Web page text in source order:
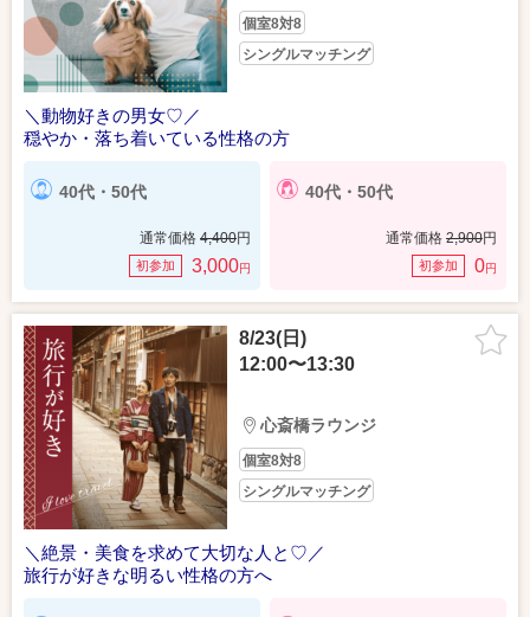
個室8対8
シングルマッチング
＼動物好きの男女♡／
穏やか・落ち着いている性格の方
40代・50代
通常価格 4,400円
初参加 3,000円
40代・50代
通常価格 2,900円
初参加 0円
8/23(日)
12:00〜13:30
心斎橋ラウンジ
個室8対8
シングルマッチング
＼絶景・美食を求めて大切な人と♡／
旅行が好きな明るい性格の方へ